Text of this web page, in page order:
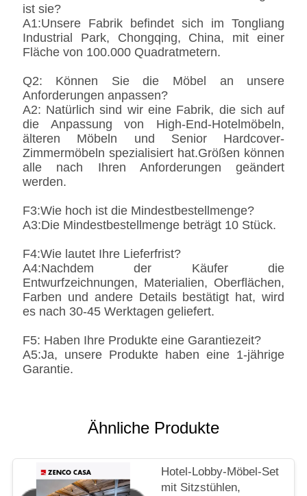
ist sie?
A1:Unsere Fabrik befindet sich im Tongliang
Industrial Park, Chongqing, China, mit einer
Fläche von 100.000 Quadratmetern.
Q2: Können Sie die Möbel an unsere
Anforderungen anpassen?
A2: Natürlich sind wir eine Fabrik, die sich auf
die Anpassung von High-End-Hotelmöbeln,
älteren Möbeln und Senior Hardcover-
Zimmermöbeln spezialisiert hat.Größen können
alle nach Ihren Anforderungen geändert
werden.
F3:Wie hoch ist die Mindestbestellmenge?
A3:Die Mindestbestellmenge beträgt 10 Stück.
F4:Wie lautet Ihre Lieferfrist?
A4:Nachdem der Käufer die
Entwurfzeichnungen, Materialien, Oberflächen,
Farben und andere Details bestätigt hat, wird
es nach 30-45 Werktagen geliefert.
F5: Haben Ihre Produkte eine Garantiezeit?
A5:Ja, unsere Produkte haben eine 1-jährige
Garantie.
Ähnliche Produkte
Hotel-Lobby-Möbel-Set
mit Sitzstühlen,